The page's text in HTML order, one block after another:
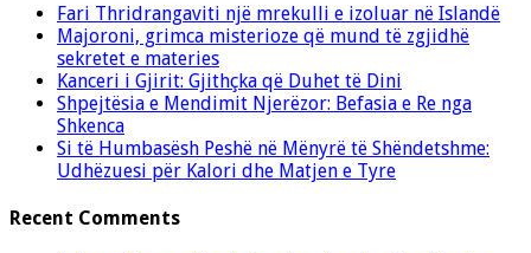
Fari Thridrangaviti një mrekulli e izoluar në Islandë
Majoroni, grimca misterioze që mund të zgjidhë
sekretet e materies
Kanceri i Gjirit: Gjithçka që Duhet të Dini
Shpejtësia e Mendimit Njerëzor: Befasia e Re nga
Shkenca
Si të Humbasësh Peshë në Mënyrë të Shëndetshme:
Udhëzuesi për Kalori dhe Matjen e Tyre
Recent Comments